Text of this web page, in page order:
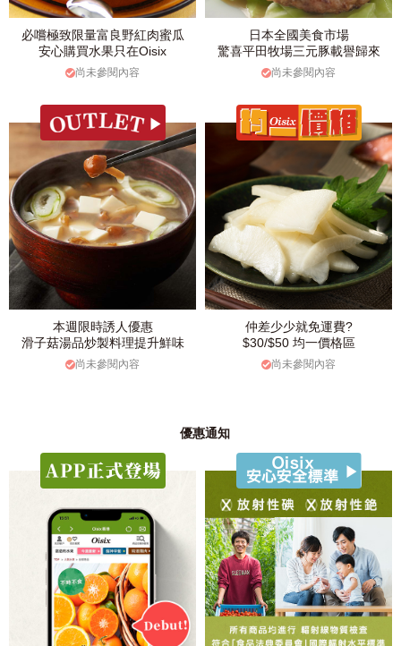
必嚐極致限量富良野紅肉蜜瓜
安心購買水果只在Oisix
尚未參閱內容
日本全國美食市場
驚喜平田牧場三元豚載譽歸來
尚未參閱內容
本週限時誘人優惠
滑子菇湯品炒製料理提升鮮味
尚未參閱內容
仲差少少就免運費?
$30/$50 均一價格區
尚未參閱內容
優惠通知